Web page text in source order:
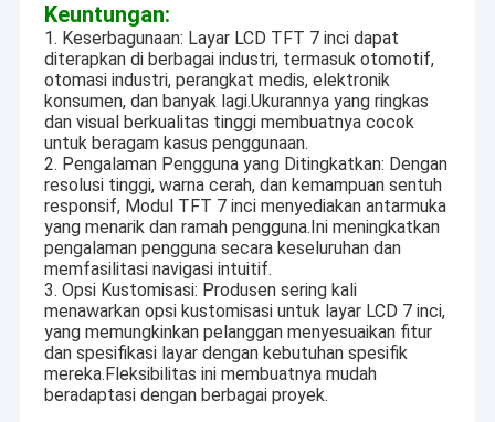
Keuntungan:
1. Keserbagunaan: Layar LCD TFT 7 inci dapat
diterapkan di berbagai industri, termasuk otomotif,
otomasi industri, perangkat medis, elektronik
konsumen, dan banyak lagi.Ukurannya yang ringkas
dan visual berkualitas tinggi membuatnya cocok
untuk beragam kasus penggunaan.
2. Pengalaman Pengguna yang Ditingkatkan: Dengan
resolusi tinggi, warna cerah, dan kemampuan sentuh
responsif, Modul TFT 7 inci menyediakan antarmuka
yang menarik dan ramah pengguna.Ini meningkatkan
pengalaman pengguna secara keseluruhan dan
memfasilitasi navigasi intuitif.
3. Opsi Kustomisasi: Produsen sering kali
menawarkan opsi kustomisasi untuk layar LCD 7 inci,
yang memungkinkan pelanggan menyesuaikan fitur
dan spesifikasi layar dengan kebutuhan spesifik
mereka.Fleksibilitas ini membuatnya mudah
beradaptasi dengan berbagai proyek.